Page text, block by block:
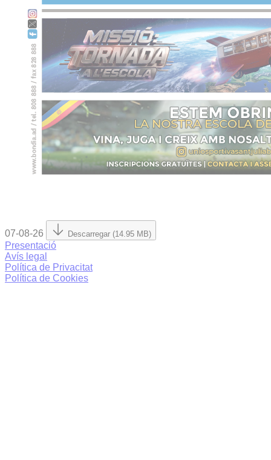
07-08-26 Descarregar (14.95 MB)
Presentació
Avís legal
Política de Privacitat
Política de Cookies